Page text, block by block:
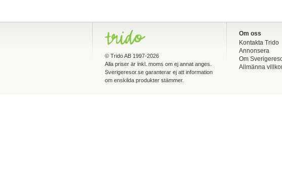
© Trido AB 1997-2026
Alla priser är inkl. moms om ej annat anges.
Sverigeresor.se garanterar ej att information
om enskilda produkter stämmer.
Om oss
Kontakta Trido
Annonsera
Om
Allmänna